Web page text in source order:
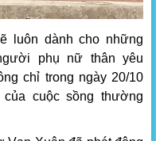
luôn dành cho những
phụ nữ thân yêu
chỉ trong ngày 20/10
cuộc sồng thường